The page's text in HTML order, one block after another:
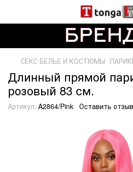
СЕКС БЕЛЬЕ И КОСТЮМЫ
Длинный прямой
розовый 83 см.
Артикул: A2864/Pink Оставить отзыв